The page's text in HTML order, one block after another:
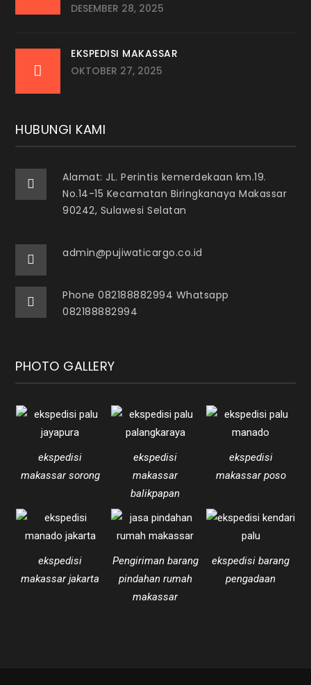
DESEMBER 28, 2025
EKSPEDISI MAKASSAR
OKTOBER 27, 2025
HUBUNGI KAMI
Alamat: JL. Perintis kemerdekaan km.19.
No.14-15 Kecamatan Biringkanaya Makassar
90242, Sulawesi Selatan
admin@pujiwaticargo.co.id
Phone 082188882994 Whatsapp
082188882994
PHOTO GALLERY
ekspedisi
makassar sorong
ekspedisi
makassar
balikpapan
ekspedisi
makassar poso
ekspedisi
makassar jakarta
Pengiriman barang
pindahan rumah
makassar
ekspedisi barang
pengadaan